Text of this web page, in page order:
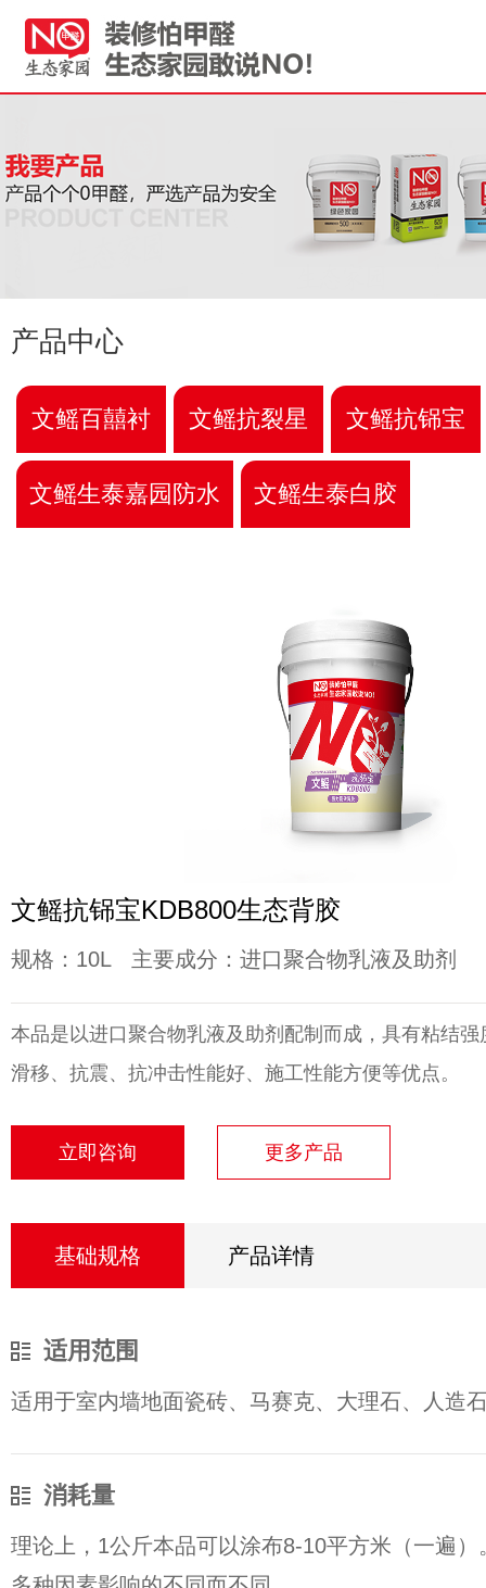
产品中心
文鳐百囍衬 文鳐抗裂星 文鳐抗铞宝
文鳐生泰嘉园防水 文鳐生泰白胶
文鳐抗铞宝KDB800生态背胶
规格：10L 主要成分：进口聚合物乳液及助剂
本品是以进口聚合物乳液及助剂配制而成，具有粘结
滑移、抗震、抗冲击性能好、施工性能方便等优点。
立即咨询 更多产品
基础规格 产品详情
适用范围
适用于室内墙地面瓷砖、马赛克、大理石、人造
消耗量
理论上，1公斤本品可以涂布8-10平方米（一遍